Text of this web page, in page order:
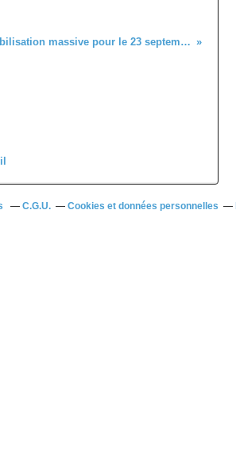
Mobilisation massive pour le 23 septembre
C.G.U. Cookies et données personnelles